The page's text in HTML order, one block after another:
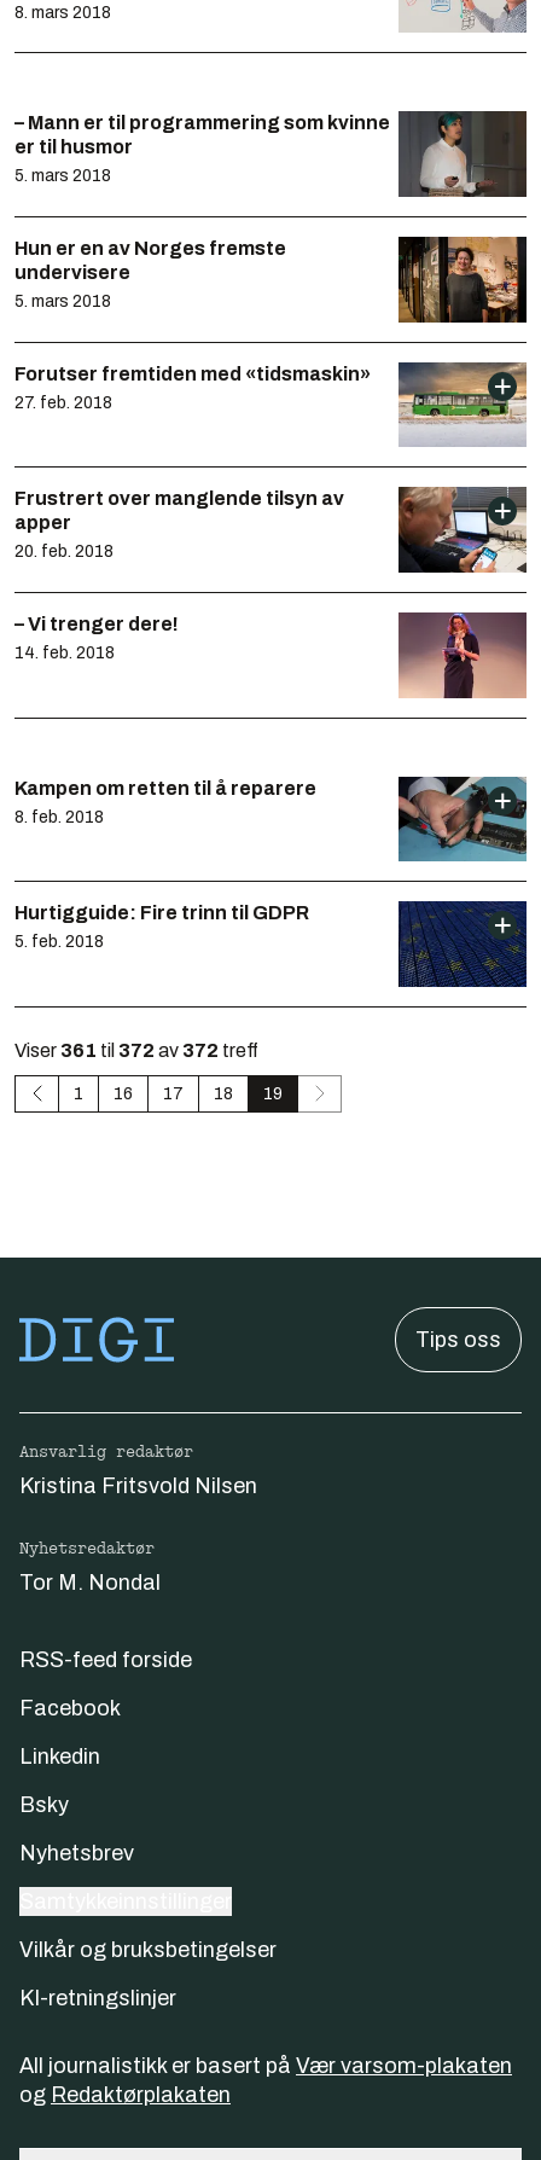
8. mars 2018
– Mann er til programmering som kvinne
er til husmor
5. mars 2018
Hun er en av Norges fremste
undervisere
5. mars 2018
Forutser fremtiden med «tidsmaskin»
27. feb. 2018
Frustrert over manglende tilsyn av
apper
20. feb. 2018
– Vi trenger dere!
14. feb. 2018
Kampen om retten til å reparere
8. feb. 2018
Hurtigguide: Fire trinn til GDPR
5. feb. 2018
Viser 361 til 372 av 372 treff
1 16 17 18 19
Tips oss
Ansvarlig redaktør
Kristina Fritsvold Nilsen
Nyhetsredaktør
Tor M. Nondal
RSS-feed forside
Facebook
Linkedin
Bsky
Nyhetsbrev
Vilkår og bruksbetingelser
KI-retningslinjer
All journalistikk er basert på Vær varsom-plakaten
og Redaktørplakaten